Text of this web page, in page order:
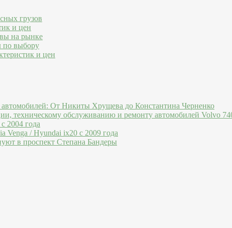
грузов
и цен
на рынке
по выбору
и цен
автомобилей: От Никиты Хрущева до Константина Черненко
техническому обслуживанию и ремонту автомобилей Volvo
2004 года
Venga / Hyundai ix20 c 2009 года
в проспект Степана Бандеры